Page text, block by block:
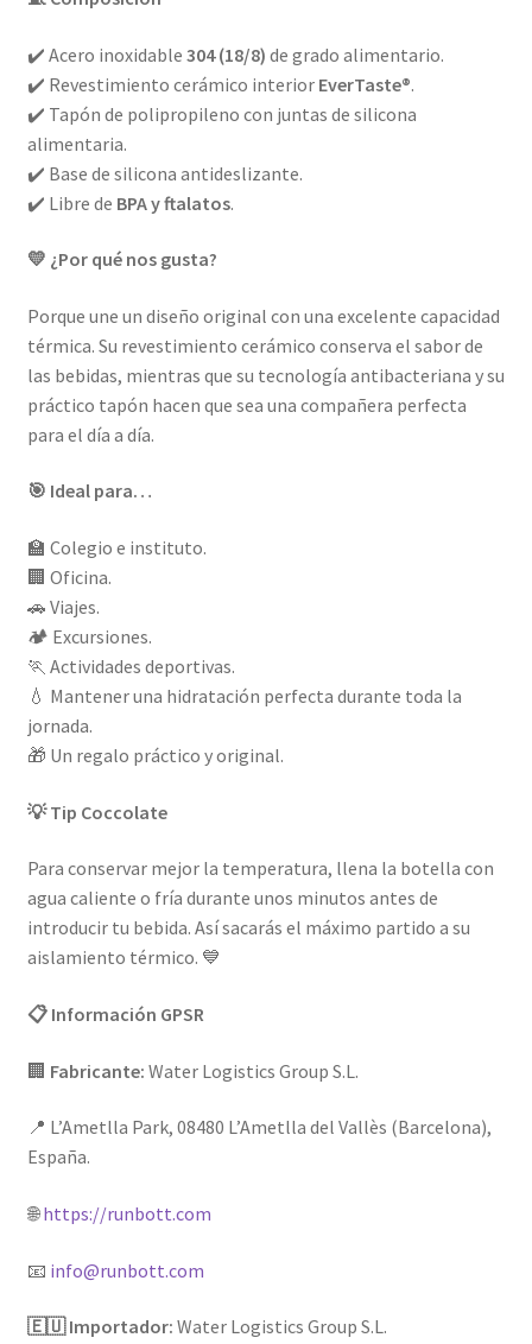
✔️ Acero inoxidable 304 (18/8) de grado alimentario.
✔️ Revestimiento cerámico interior EverTaste®.
✔️ Tapón de polipropileno con juntas de silicona
alimentaria.
✔️ Base de silicona antideslizante.
✔️ Libre de BPA y ftalatos.
💛 ¿Por qué nos gusta?
Porque une un diseño original con una excelente capacidad
térmica. Su revestimiento cerámico conserva el sabor de
las bebidas, mientras que su tecnología antibacteriana y su
práctico tapón hacen que sea una compañera perfecta
para el día a día.
🎯 Ideal para…
🏫 Colegio e instituto.
🏢 Oficina.
🚗 Viajes.
🏕️ Excursiones.
🏃 Actividades deportivas.
💧 Mantener una hidratación perfecta durante toda la
jornada.
🎁 Un regalo práctico y original.
💡 Tip Coccolate
Para conservar mejor la temperatura, llena la botella con
agua caliente o fría durante unos minutos antes de
introducir tu bebida. Así sacarás el máximo partido a su
aislamiento térmico. 💙
📋 Información GPSR
🏢 Fabricante: Water Logistics Group S.L.
📍 L’Ametlla Park, 08480 L’Ametlla del Vallès (Barcelona),
España.
🌐https://runbott.com
📧 info@runbott.com
🇪🇺 Importador: Water Logistics Group S.L.